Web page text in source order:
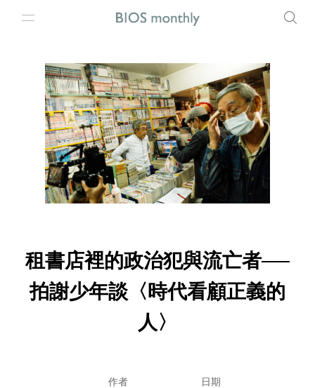
租書店裡的政治犯與流亡者──
拍謝少年談〈時代看顧正義的
人〉
作者 日期